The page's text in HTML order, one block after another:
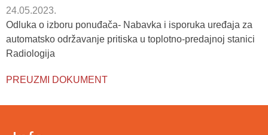
24.05.2023.
Odluka o izboru ponuđača- Nabavka i isporuka uređaja za
automatsko održavanje pritiska u toplotno-predajnoj stanici
Radiologija
PREUZMI DOKUMENT